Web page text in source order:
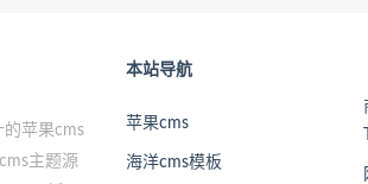
苹果cms
主题源
本站导航
苹果cms
海洋cms模板